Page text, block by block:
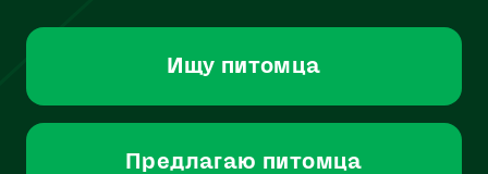
Ищу питомца
Предлагаю питомца